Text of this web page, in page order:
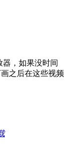
器，如果没时间
之后在这些视频